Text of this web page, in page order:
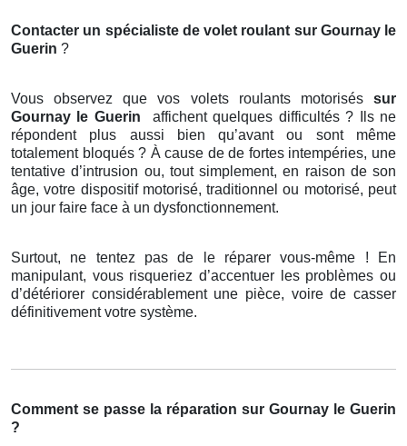
Contacter un spécialiste de volet roulant sur Gournay le
Guerin ?
Vous observez que vos volets roulants motorisés sur
Gournay le Guerin
affichent quelques difficultés ? Ils ne
répondent plus aussi bien qu’avant ou sont même
totalement bloqués ? À cause de de fortes intempéries, une
tentative d’intrusion ou, tout simplement, en raison de son
âge, votre dispositif motorisé, traditionnel ou motorisé, peut
un jour faire face à un dysfonctionnement.
Surtout, ne tentez pas de le réparer vous-même ! En
manipulant, vous risqueriez d’accentuer les problèmes ou
d’détériorer considérablement une pièce, voire de casser
définitivement votre système.
Comment se passe la réparation sur Gournay le Guerin
?